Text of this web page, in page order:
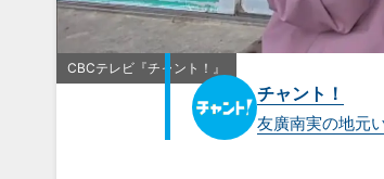
CBCテレビ『チャント！』
チャント！
友廣南実の地元